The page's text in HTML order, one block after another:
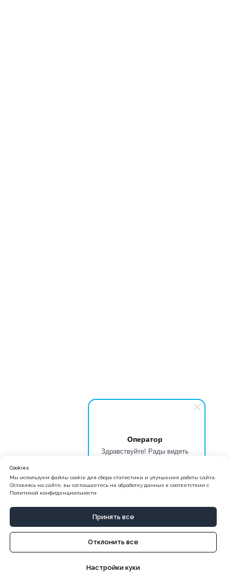
Оператор
Здравствуйте! Рады видеть
начать обучение.
Cookies
Мы используем файлы cookie для сбора статистики и улучшения работы сайта.
Оставаясь на сайте, вы соглашаетесь на обработку данных в соответствии с
Политикой конфиденциальности
Принять все
Отклонить все
Настройки куки